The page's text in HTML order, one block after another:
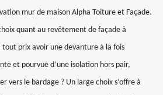
mur de maison Alpha Toiture et Façade.
quant au revêtement de façade à
tout prix avoir une devanture à la fois
et pourvue d’une isolation hors pair,
vers le bardage ? Un large choix s’offre à